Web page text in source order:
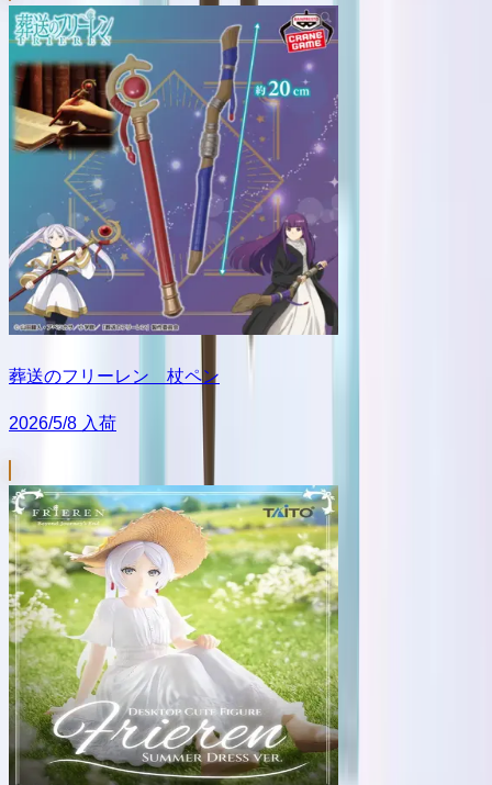
葬送のフリーレン 杖ペン
2026/5/8 入荷